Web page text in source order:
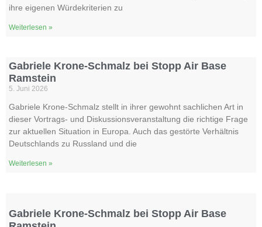
ihre eigenen Würdekriterien zu
Weiterlesen »
Gabriele Krone-Schmalz bei Stopp Air Base
Ramstein
5. Juni 2026
Gabriele Krone-Schmalz stellt in ihrer gewohnt sachlichen Art in
dieser Vortrags- und Diskussionsveranstaltung die richtige Frage
zur aktuellen Situation in Europa. Auch das gestörte Verhältnis
Deutschlands zu Russland und die
Weiterlesen »
Gabriele Krone-Schmalz bei Stopp Air Base